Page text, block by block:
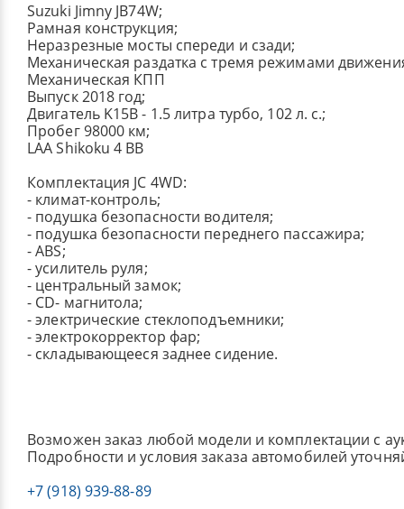
Suzuki Jimny JB74W;
Рамная конструкция;
Неразрезные мосты спереди и сзади;
Механическая раздатка с тремя режимами
Механическая КПП
Выпуск 2018 год;
Двигатель K15B - 1.5 литра турбо, 102 л. с.;
Пробег 98000 км;
LAA Shikoku 4 BB
Комплектация JC 4WD:
- климат-контроль;
- подушка безопасности водителя;
- подушка безопасности переднего пассажира;
- ABS;
- усилитель руля;
- центральный замок;
- СD- магнитола;
- электрические стеклоподъемники;
- электрокорректор фар;
- складывающееся заднее сидение.
Возможен заказ любой модели и комплектации с
Подробности и условия заказа автомобилей
+7 (918) 939-88-89